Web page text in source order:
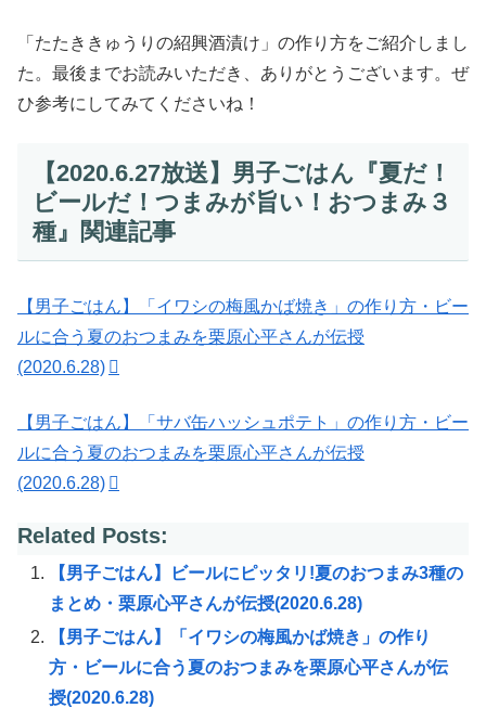
「たたききゅうりの紹興酒漬け」の作り方をご紹介しまし
た。最後までお読みいただき、ありがとうございます。ぜ
ひ参考にしてみてくださいね！
【2020.6.27放送】男子ごはん『夏だ！
ビールだ！つまみが旨い！おつまみ３
種』関連記事
【男子ごはん】「イワシの梅風かば焼き」の作り方・ビー
ルに合う夏のおつまみを栗原心平さんが伝授
(2020.6.28)
【男子ごはん】「サバ缶ハッシュポテト」の作り方・ビー
ルに合う夏のおつまみを栗原心平さんが伝授
(2020.6.28)
Related Posts:
【男子ごはん】ビールにピッタリ!夏のおつまみ3種の
まとめ・栗原心平さんが伝授(2020.6.28)
【男子ごはん】「イワシの梅風かば焼き」の作り
方・ビールに合う夏のおつまみを栗原心平さんが伝
授(2020.6.28)